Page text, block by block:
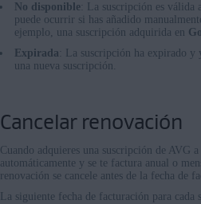
No disponible : La suscripción es
puede ocurrir si has añadido
ejemplo, una suscripción adquirida en
Expirada : La suscripción ha expirado y
una nueva suscripción.
Cancelar renovación
Cuando adquieres una suscripción de AVG
automáticamente y se te factura anual o
renovación se cancele antes de la fecha de
La siguiente fecha de facturación para cada